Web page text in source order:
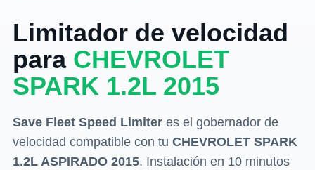
Limitador de velocidad
para CHEVROLET
SPARK 1.2L 2015
Save Fleet Speed Limiteres el gobernador de
velocidad compatible con tu CHEVROLET SPARK
1.2L ASPIRADO 2015. Instalación en 10 minutos